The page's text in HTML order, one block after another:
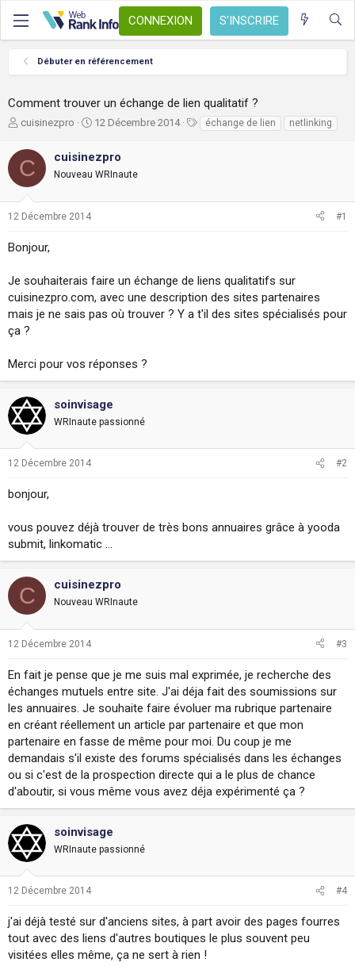
CONNEXION S'INSCRIRE
Débuter en référencement
Comment trouver un échange de lien qualitatif ?
A
t
e
u
e
a
s
c
u
s
i
o
cuisinezpro
D
e
d
12 Décembre 2014 échange de lien netlinking
C cuisinezpro
Nouveau WRInaute
12 Décembre 2014 #1
Bonjour,
Je souhaiterais faire un échange de liens qualitatifs sur
cuisinezpro.com, avec une description des sites partenaires
mais je ne sais pas où trouver ? Y a t'il des sites spécialisés pour
ça ?
Merci pour vos réponses ?
soinvisage
WRInaute passionné
12 Décembre 2014 #2
bonjour,
vous pouvez déjà trouver de très bons annuaires grâce à yooda
submit, linkomatic ...
C cuisinezpro
Nouveau WRInaute
12 Décembre 2014 #3
En fait je pense que je me suis mal exprimée, je recherche des
échanges mutuels entre site. J'ai déja fait des soumissions sur
les annuaires. Je souhaite faire évoluer ma rubrique partenaire
en créant réellement un article par partenaire et que mon
partenaire en fasse de même pour moi. Du coup je me
demandais s'il existe des forums spécialisés dans les échanges
ou si c'est de la prospection directe qui a le plus de chance
d'aboutir, si vous même vous avez déja expérimenté ça ?
soinvisage
WRInaute passionné
12 Décembre 2014 #4
j'ai déjà testé sur d'anciens sites, à part avoir des pages fourres
tout avec des liens d'autres boutiques le plus souvent peu
visitées elles même, ça ne sert à rien !